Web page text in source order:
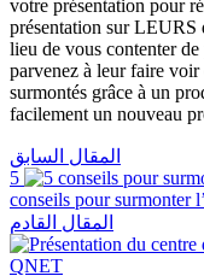
votre présentation pour
présentation sur LEURS
lieu de vous contenter
parvenez à leur faire
surmontés grâce à un
facilement un nouveau
المقال السابق
5
conseils pour surmonter
المقال القادم